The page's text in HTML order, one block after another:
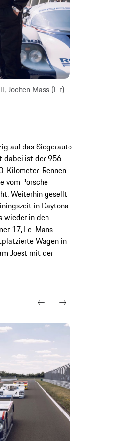
Jochen Mass (l-r)
auf das Siegerauto
dabei ist der 956
Kilometer-Rennen
vom Porsche
Weiterhin gesellt
in Daytona
wieder in den
17, Le-Mans-
Wagen in
Joest mit der